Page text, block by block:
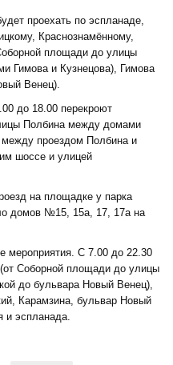
проехать по эспланаде,
Краснознамённому,
площади до улицы
Гимова и Кузнецова), Гимова
Венец).
до 18.00 перекроют
Полбина между домами
проездом Полбина и
шоссе и улицей
на площадке у парка
домов №15, 15а, 17, 17а на
мероприятия. С 7.00 до 22.30
Соборной площади до улицы
до бульвара Новый Венец),
Карамзина, бульвар Новый
эспланада.